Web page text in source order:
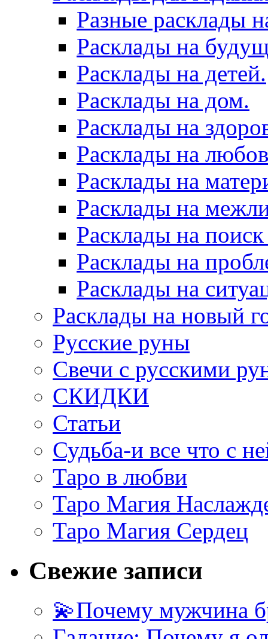
Разные расклады
Расклады на
Расклады на детей.
Расклады на дом.
Расклады на
Расклады на
Расклады на
Расклады на
Расклады на
Расклады на
Расклады на
Расклады на новый
Русские руны
Свечи с русскими
СКИДКИ
Статьи
Судьба-и все что с
Таро в любви
Таро Магия
Таро Магия Сердец
Свежие записи
💫Почему мужчина